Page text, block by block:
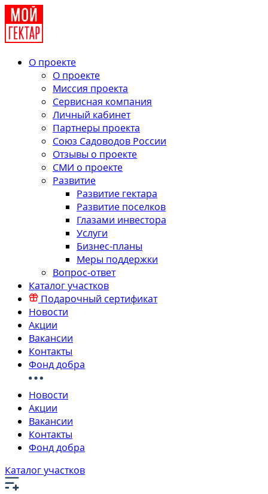
О проекте
О проекте
Миссия проекта
Сервисная компания
Личный кабинет
Партнеры проекта
Союз Садоводов России
Отзывы о проекте
СМИ о проекте
Развитие
Развитие гектара
Развитие поселков
Глазами инвестора
Услуги
Бизнес-планы
Меры поддержки
Вопрос-ответ
Каталог участков
Подарочный сертификат
Новости
Акции
Вакансии
Контакты
Фонд добра
Новости
Акции
Вакансии
Контакты
Фонд добра
Каталог участков